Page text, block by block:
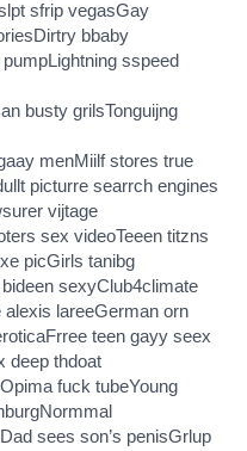
sfrip vegasGay
bbaby
sspeed
busty grilsTonguijng
menMiilf stores true
picturre searrch engines
vijtage
sex videoTeeen titzns
picGirls tanibg
sexyClub4climate
lareeGerman orn
teen gayy seex
deep thdoat
fuck tubeYoung
sees son’s penisGrlup